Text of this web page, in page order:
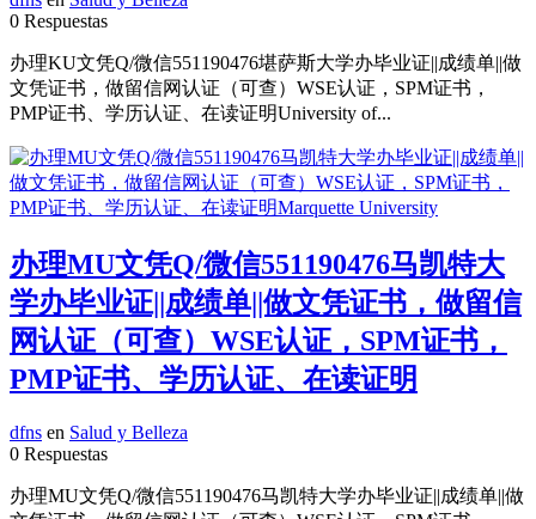
0 Respuestas
办理KU文凭Q/微信551190476堪萨斯大学办毕业证||成绩单||做
文凭证书，做留信网认证（可查）WSE认证，SPM证书，
PMP证书、学历认证、在读证明University of...
办理MU文凭Q/微信551190476马凯特大
学办毕业证||成绩单||做文凭证书，做留信
网认证（可查）WSE认证，SPM证书，
PMP证书、学历认证、在读证明
dfns en Salud y Belleza
0 Respuestas
办理MU文凭Q/微信551190476马凯特大学办毕业证||成绩单||做